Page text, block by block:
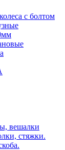
с болтом
вешалки
стяжки.